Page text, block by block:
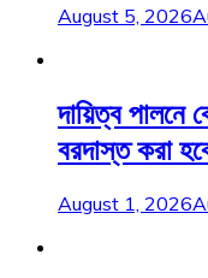
August 5, 2026
দায়িত্ব পালনে
বরদাস্ত করা
August 1, 2026